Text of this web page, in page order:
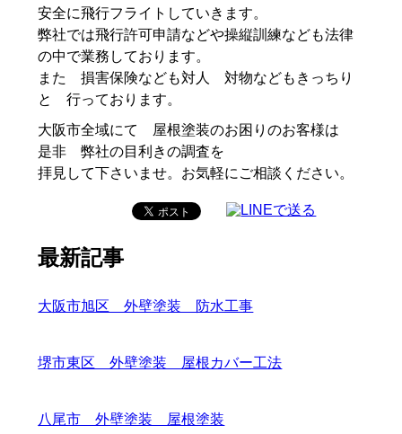
安全に飛行フライトしていきます。
弊社では飛行許可申請などや操縦訓練なども法律
の中で業務しております。
また 損害保険なども対人 対物などもきっちり
と 行っております。
大阪市全域にて 屋根塗装のお困りのお客様は
是非 弊社の目利きの調査を
拝見して下さいませ。お気軽にご相談ください。
最新記事
大阪市旭区 外壁塗装 防水工事
堺市東区 外壁塗装 屋根カバー工法
八尾市 外壁塗装 屋根塗装